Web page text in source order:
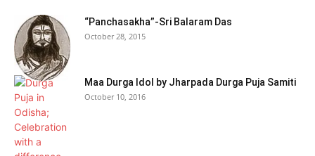
“Panchasakha”-Sri Balaram Das
October 28, 2015
Maa Durga Idol by Jharpada Durga Puja Samiti
October 10, 2016